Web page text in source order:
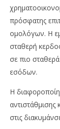
πρόσφατης
ομολόγων. Η
σταθερή
σε πιο
εσόδων.
Η
στις